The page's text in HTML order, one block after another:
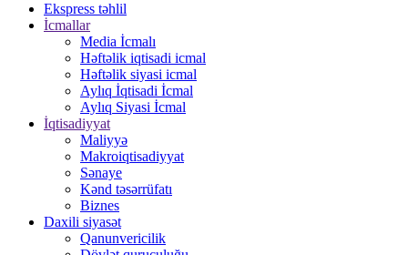
Ekspress təhlil
İcmallar
Media İcmalı
Həftəlik iqtisadi icmal
Həftəlik siyasi icmal
Aylıq İqtisadi İcmal
Aylıq Siyasi İcmal
İqtisadiyyat
Maliyyə
Makroiqtisadiyyat
Sənaye
Kənd təsərrüfatı
Biznes
Daxili siyasət
Qanunvericilik